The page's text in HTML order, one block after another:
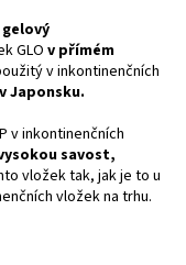
GLO v přímém
v inkontinenčních
Japonsku.
v inkontinenčních
savost,
vložek tak, jak je to u
vložek na trhu.